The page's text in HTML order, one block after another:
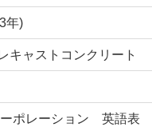
年)
キャストコンクリート
ポレーション 英語表